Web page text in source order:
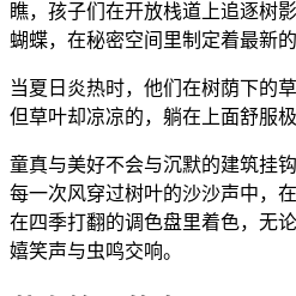
瞧，孩子们在开放栈道上追逐树
蝴蝶，在秘密空间里制定着最新的
当夏日炎热时，他们在树荫下的
但草叶却凉凉的，躺在上面舒服
童真与美好不会与沉默的建筑挂
每一次风穿过树叶的沙沙声中，
在四季打翻的调色盘里着色，无
嬉笑声与虫鸣交响。